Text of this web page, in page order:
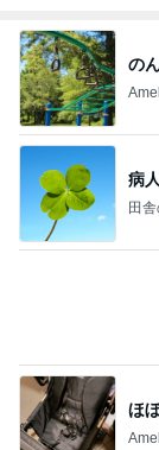
の
病
田
ほ